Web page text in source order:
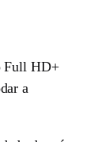
Full HD+
a